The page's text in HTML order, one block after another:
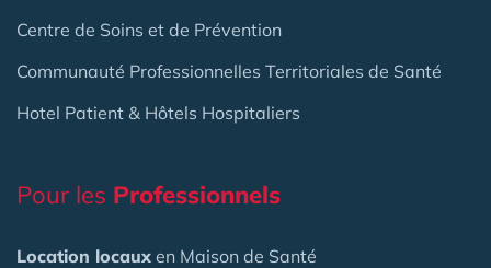
Centre de Soins et de Prévention
Communauté Professionnelles Territoriales de Santé
Hotel Patient & Hôtels Hospitaliers
Pour les Professionnels
Location locaux en Maison de Santé